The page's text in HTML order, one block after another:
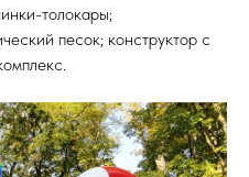
толокары;
песок; конструктор с